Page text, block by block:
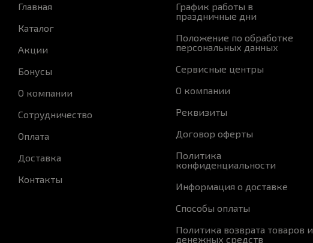
Главная
Каталог
Акции
Бонусы
О компании
Сотрудничество
Оплата
Доставка
Контакты
График работы в
праздничные дни
Положение по обработке
персональных данных
Сервисные центры
О компании
Реквизиты
Договор оферты
Политика
конфиденциальности
Информация о доставке
Способы оплаты
Политика возврата товаров и
денежных средств